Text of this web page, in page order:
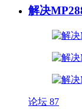
解决
论坛 87